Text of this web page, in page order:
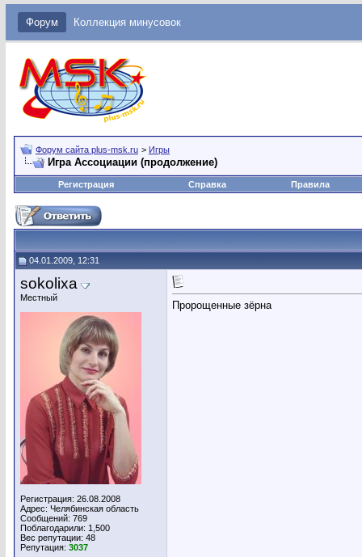
Форум Коллекция минусовок
Форум сайта plus-msk.ru > Игры
Игра Ассоциации (продолжение)
Регистрация Справка Правила
04.01.2009, 12:31
sokolixa
Местный
Регистрация: 26.08.2008
Адрес: Челябинская область
Сообщений: 769
Поблагодарили: 1,500
Вес репутации: 48
Репутация: 3037
Пророщенные зёрна